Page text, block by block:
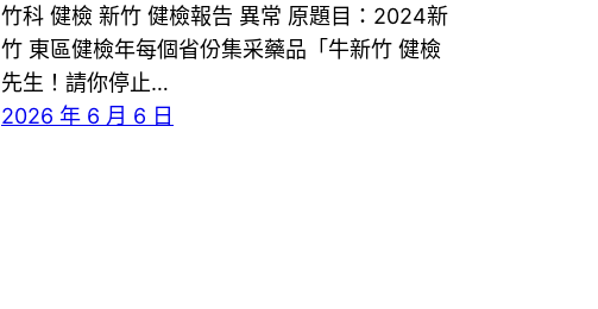
竹科 健檢 新竹 健檢報告 異常 原題目：2024新
竹 東區健檢年每個省份集采藥品「牛新竹 健檢
先生！請你停止…
2026 年 6 月 6 日